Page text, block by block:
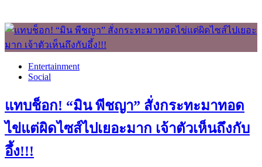
Entertainment
Social
แทบช็อก! “มิน พีชญา” สั่งกระทะมาทอด
ไข่แต่ผิดไซส์ไปเยอะมาก เจ้าตัวเห็นถึงกับ
อึ้ง!!!